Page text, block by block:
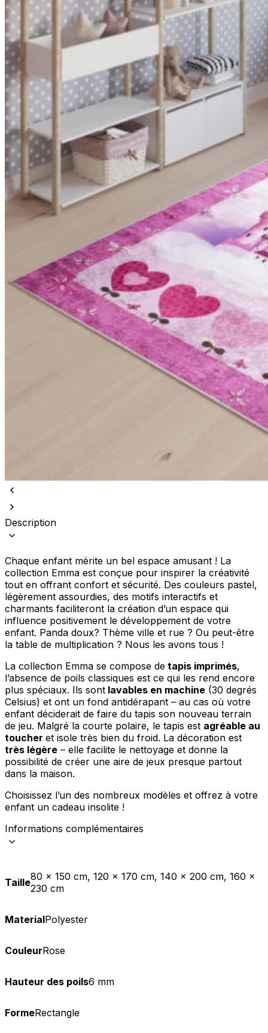
Description
Chaque enfant mérite un bel espace amusant ! La
collection Emma est conçue pour inspirer la créativité
tout en offrant confort et sécurité. Des couleurs pastel,
légèrement assourdies, des motifs interactifs et
charmants faciliteront la création d’un espace qui
influence positivement le développement de votre
enfant. Panda doux? Thème ville et rue ? Ou peut-être
la table de multiplication ? Nous les avons tous !
La collection Emma se compose de tapis imprimés,
l’absence de poils classiques est ce qui les rend encore
plus spéciaux. Ils sont lavables en machine (30 degrés
Celsius) et ont un fond antidérapant – au cas où votre
enfant déciderait de faire du tapis son nouveau terrain
de jeu. Malgré la courte polaire, le tapis est agréable au
toucher et isole très bien du froid. La décoration est
très légère – elle facilite le nettoyage et donne la
possibilité de créer une aire de jeux presque partout
dans la maison.
Choisissez l’un des nombreux modèles et offrez à votre
enfant un cadeau insolite !
Informations complémentaires
Taille80 x 150 cm, 120 x 170 cm, 140 x 200 cm, 160 x
230 cm
MaterialPolyester
CouleurRose
Hauteur des poils6 mm
FormeRectangle